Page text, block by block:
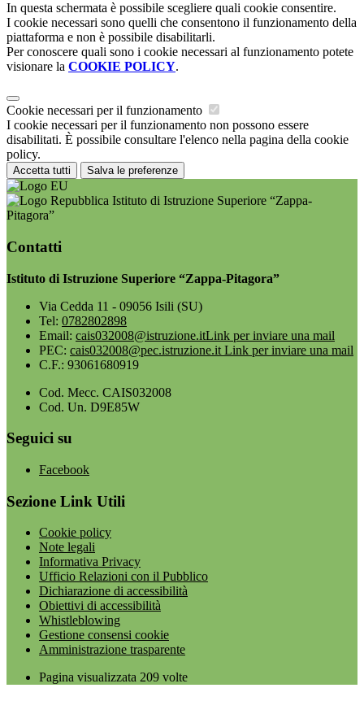
In questa schermata è possibile scegliere quali cookie consentire.
I cookie necessari sono quelli che consentono il funzionamento della
piattaforma e non è possibile disabilitarli.
Per conoscere quali sono i cookie necessari al funzionamento potete
visionare la COOKIE POLICY.
Cookie necessari per il funzionamento
I cookie necessari per il funzionamento non possono essere
disabilitati. È possibile consultare l'elenco nella pagina della cookie
policy.
Accetta tutti Salva le preferenze
Istituto di Istruzione Superiore “Zappa-
Pitagora”
Contatti
Istituto di Istruzione Superiore “Zappa-Pitagora”
Via Cedda 11 - 09056 Isili (SU)
Tel: 0782802898
Email: cais032008@istruzione.itLink per inviare una mail
PEC: cais032008@pec.istruzione.it Link per inviare una mail
C.F.: 93061680919
Cod. Mecc. CAIS032008
Cod. Un. D9E85W
Seguici su
Facebook
Sezione Link Utili
Cookie policy
Note legali
Informativa Privacy
Ufficio Relazioni con il Pubblico
Dichiarazione di accessibilità
Obiettivi di accessibilità
Whistleblowing
Gestione consensi cookie
Amministrazione trasparente
Pagina visualizzata 209 volte